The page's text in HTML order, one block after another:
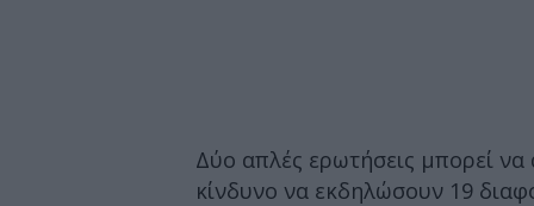
Δύο απλές ερωτήσεις μπορεί
κίνδυνο να εκδηλώσουν 19